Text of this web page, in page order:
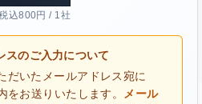
込800円 / 1社
スのご入力について
だいたメールアドレス宛に
をお送りいたします。
メール